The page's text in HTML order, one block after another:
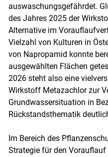
auswaschungsgefährdet.
des Jahres 2025 der
Alternative im
Vielzahl von Kulturen in
von Napropamid konnte
ausgewählten Flächen
2026 steht also eine
Wirkstoff Metazachlor zur
Grundwassersituation in
Rückstandsthematik
Im Bereich des
Strategie für den